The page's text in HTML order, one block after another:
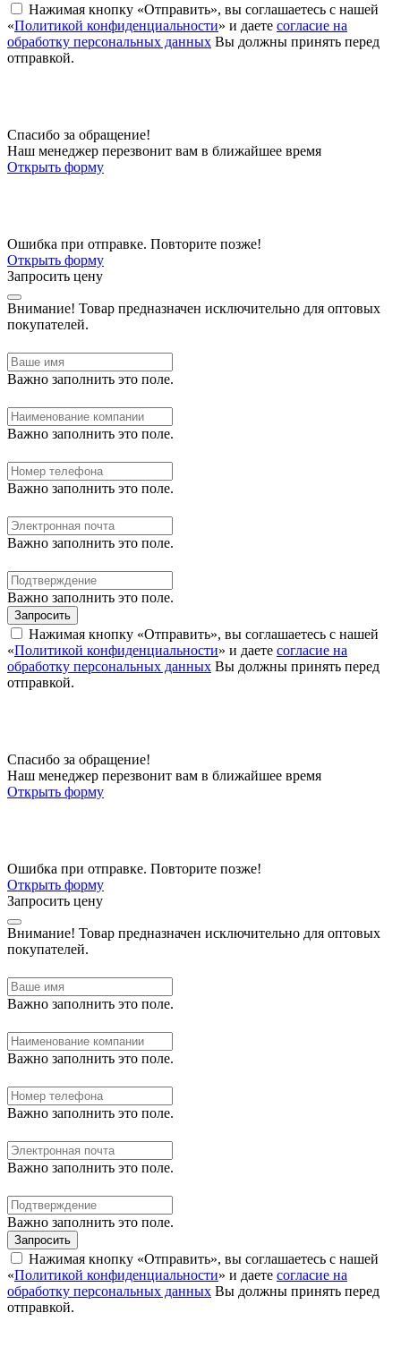
Нажимая кнопку «Отправить», вы соглашаетесь с нашей
«Политикой конфиденциальности» и даете согласие на
обработку персональных данных Вы должны принять перед
отправкой.
Спасибо за обращение!
Наш менеджер перезвонит вам в ближайшее время
Открыть форму
Ошибка при отправке. Повторите позже!
Открыть форму
Запросить цену
Внимание! Товар предназначен исключительно для оптовых
покупателей.
Важно заполнить это поле.
Важно заполнить это поле.
Важно заполнить это поле.
Важно заполнить это поле.
Важно заполнить это поле.
Запросить
Нажимая кнопку «Отправить», вы соглашаетесь с нашей
«Политикой конфиденциальности» и даете согласие на
обработку персональных данных Вы должны принять перед
отправкой.
Спасибо за обращение!
Наш менеджер перезвонит вам в ближайшее время
Открыть форму
Ошибка при отправке. Повторите позже!
Открыть форму
Запросить цену
Внимание! Товар предназначен исключительно для оптовых
покупателей.
Важно заполнить это поле.
Важно заполнить это поле.
Важно заполнить это поле.
Важно заполнить это поле.
Важно заполнить это поле.
Запросить
Нажимая кнопку «Отправить», вы соглашаетесь с нашей
«Политикой конфиденциальности» и даете согласие на
обработку персональных данных Вы должны принять перед
отправкой.